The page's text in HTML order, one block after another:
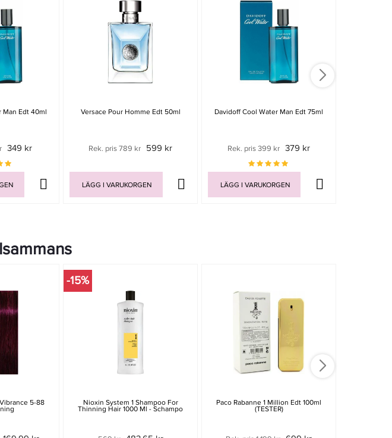
Man Edt 40ml
349 kr
Versace Pour Homme Edt 50ml
Rek. pris 789 kr 599 kr
LÄGG I VARUKORGEN
Davidoff Cool Water Man Edt 75ml
Rek. pris 399 kr 379 kr
LÄGG I VARUKORGEN
5-88
-15%
Nioxin System 1 Shampoo For
Thinning Hair 1000 Ml - Schampo
Paco Rabanne 1 Million Edt 100ml
(TESTER)